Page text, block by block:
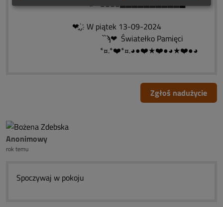
❤,҉, W piątek 13-09-2024
՝՝ϡ❤ Światełko Pamięci
*¤.*❤️*¤.◕●❤️★❤️●◕★❤️●◕
Zgłoś nadużycie
Anonimowy
rok temu
Spoczywaj w pokoju